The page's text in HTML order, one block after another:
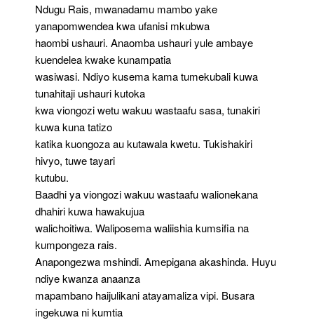
Ndugu Rais, mwanadamu mambo yake
yanapomwendea kwa ufanisi mkubwa
haombi ushauri. Anaomba ushauri yule ambaye
kuendelea kwake kunampatia
wasiwasi. Ndiyo kusema kama tumekubali kuwa
tunahitaji ushauri kutoka
kwa viongozi wetu wakuu wastaafu sasa, tunakiri
kuwa kuna tatizo
katika kuongoza au kutawala kwetu. Tukishakiri
hivyo, tuwe tayari
kutubu.
Baadhi ya viongozi wakuu wastaafu walionekana
dhahiri kuwa hawakujua
walichoitiwa. Waliposema waliishia kumsifia na
kumpongeza rais.
Anapongezwa mshindi. Amepigana akashinda. Huyu
ndiye kwanza anaanza
mapambano haijulikani atayamaliza vipi. Busara
ingekuwa ni kumtia